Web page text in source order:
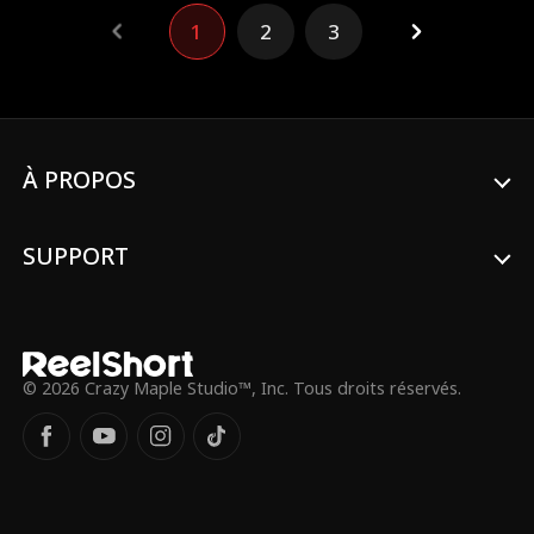
verticale non scénarisée, les fans pourront
voter lors de la finale pour choisir le
finaliste qui sera couronné comme La
1 2 3
À PROPOS
SUPPORT
© 2026 Crazy Maple Studio™, Inc. Tous droits réservés.